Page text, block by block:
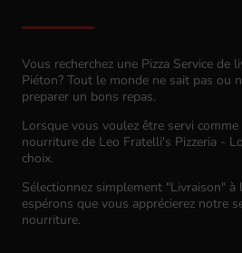
Vous recherchez une Pizza Service de
Piéton? Tout le monde ne sait pas ou
preparer un bons repas.
Lorsque vous voulez être servi
nourriture de Leo Fratelli's Pizzeria -
choix.
Sélectionnez simplement "Livraison" à
espérons que vous apprécierez notre
nourriture.